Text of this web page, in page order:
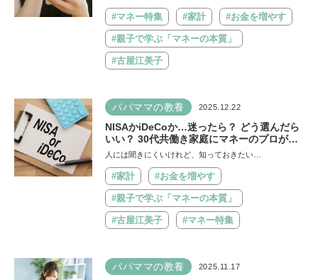
#マネー特集 #家計 #お金を増やす
#親子で学ぶ「マネーの本質」
#古屋江美子
パパママの教養 2025.12.22
NISAかiDeCoか…迷ったら？ どう選んだら
いい？ 30代共働き家庭にマネーのプロが
「両方活用」をすすめる理由【連載第11
人には聞きにくいけれど、知っておきたい…
#家計 #お金を増やす
#親子で学ぶ「マネーの本質」
#古屋江美子 #マネー特集
パパママの教養 2025.11.17